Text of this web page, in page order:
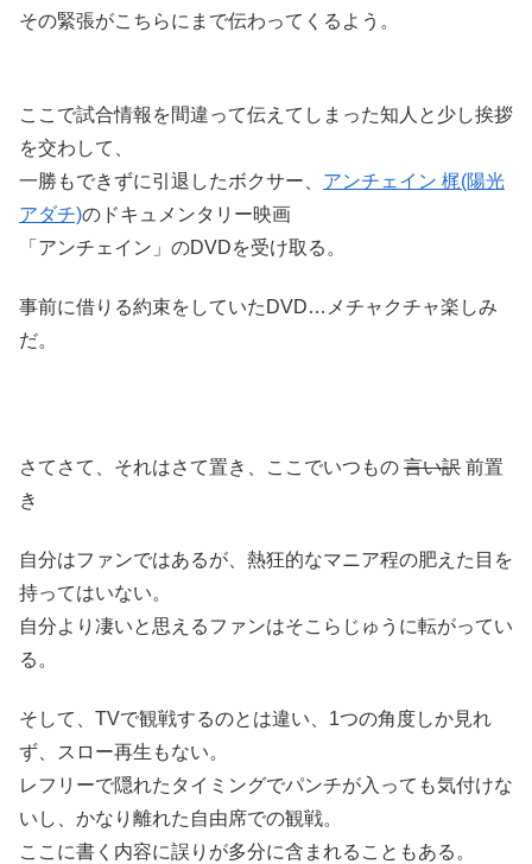
その緊張がこちらにまで伝わってくるよう。
ここで試合情報を間違って伝えてしまった知人と少し挨拶
を交わして、
一勝もできずに引退したボクサー、 アンチェイン 梶(陽光
アダチ)のドキュメンタリー映画
「アンチェイン」のDVDを受け取る。
事前に借りる約束をしていたDVD…メチャクチャ楽しみ
だ。
さてさて、それはさて置き、ここでいつもの 言い訳 前置
き
自分はファンではあるが、熱狂的なマニア程の肥えた目を
持ってはいない。
自分より凄いと思えるファンはそこらじゅうに転がってい
る。
そして、TVで観戦するのとは違い、1つの角度しか見れ
ず、スロー再生もない。
レフリーで隠れたタイミングでパンチが入っても気付けな
いし、かなり離れた自由席での観戦。
ここに書く内容に誤りが多分に含まれることもある。